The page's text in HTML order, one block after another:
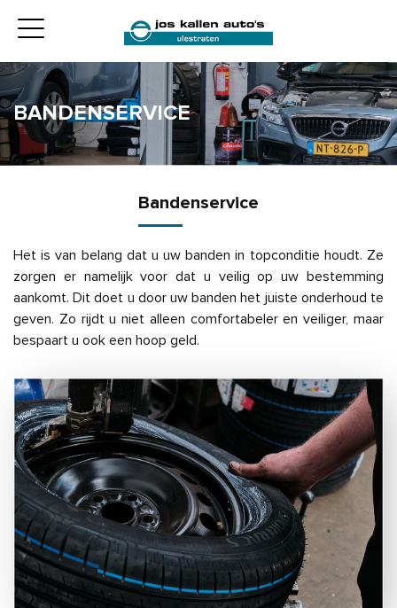
BANDENSERVICE
Bandenservice
Het is van belang dat u uw banden in topconditie houdt. Ze
zorgen er namelijk voor dat u veilig op uw bestemming
aankomt. Dit doet u door uw banden het juiste onderhoud te
geven. Zo rijdt u niet alleen comfortabeler en veiliger, maar
bespaart u ook een hoop geld.